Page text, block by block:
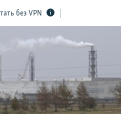
без VPN